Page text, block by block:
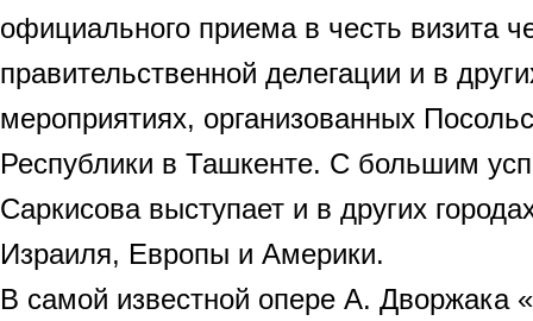
официального приема в честь визита
правительственной делегации и в
мероприятиях, организованных
Республики в Ташкенте. С большим
Саркисова выступает и в других
Израиля, Европы и Америки.
В самой известной опере А. Дворжака